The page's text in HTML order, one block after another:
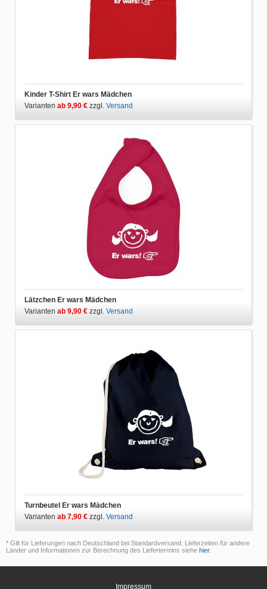
Kinder T-Shirt Er wars Mädchen
Varianten ab 9,90 € zzgl. Versand
Lätzchen Er wars Mädchen
Varianten ab 9,90 € zzgl. Versand
Turnbeutel Er wars Mädchen
Varianten ab 7,90 € zzgl. Versand
* Gilt für Lieferungen nach Deutschland bei Standardversand. Lieferzeiten für andere
Länder und Informationen zur Berechnung des Liefertermins siehe hier.
Impressum